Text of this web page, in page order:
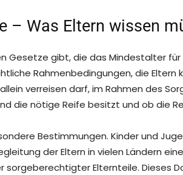
– Was Eltern wissen
Gesetze gibt, die das Mindestalter
Rahmenbedingungen, die Eltern
verreisen darf, im Rahmen des
die nötige Reife besitzt und ob die
Bestimmungen. Kinder und
der Eltern in vielen Ländern
sorgeberechtigter Elternteile. Dieses